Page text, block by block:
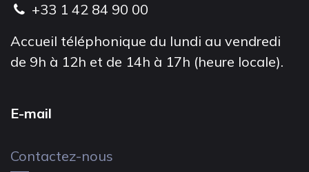
+33 1 42 84 90 00
Accueil téléphonique du lundi au vendredi
de 9h à 12h et de 14h à 17h (heure locale).
E-mail
Contactez-nous